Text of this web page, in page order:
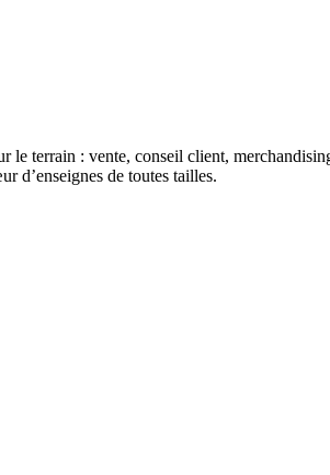
le terrain : vente, conseil client,
d’enseignes de toutes tailles.